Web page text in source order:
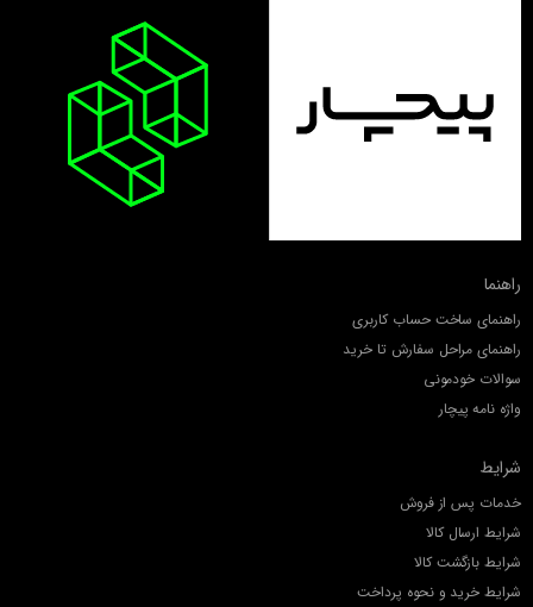
راهنما
راهنمای ساخت حساب کاربری
راهنمای مراحل سفارش تا خرید
سوالات خودمونی
واژه نامه پیچار
شرایط
خدمات پس از فروش
شرایط ارسال کالا
شرایط بازگشت کالا
شرایط خرید و نحوه پرداخت